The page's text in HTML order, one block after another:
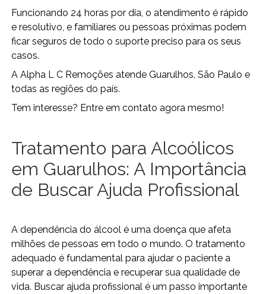
Funcionando 24 horas por dia, o atendimento é rápido
e resolutivo, e familiares ou pessoas próximas podem
ficar seguros de todo o suporte preciso para os seus
casos.
A Alpha L C Remoções atende Guarulhos, São Paulo e
todas as regiões do país.
Tem interesse? Entre em contato agora mesmo!
Tratamento para Alcoólicos
em Guarulhos: A Importância
de Buscar Ajuda Profissional
A dependência do álcool é uma doença que afeta
milhões de pessoas em todo o mundo. O tratamento
adequado é fundamental para ajudar o paciente a
superar a dependência e recuperar sua qualidade de
vida. Buscar ajuda profissional é um passo importante